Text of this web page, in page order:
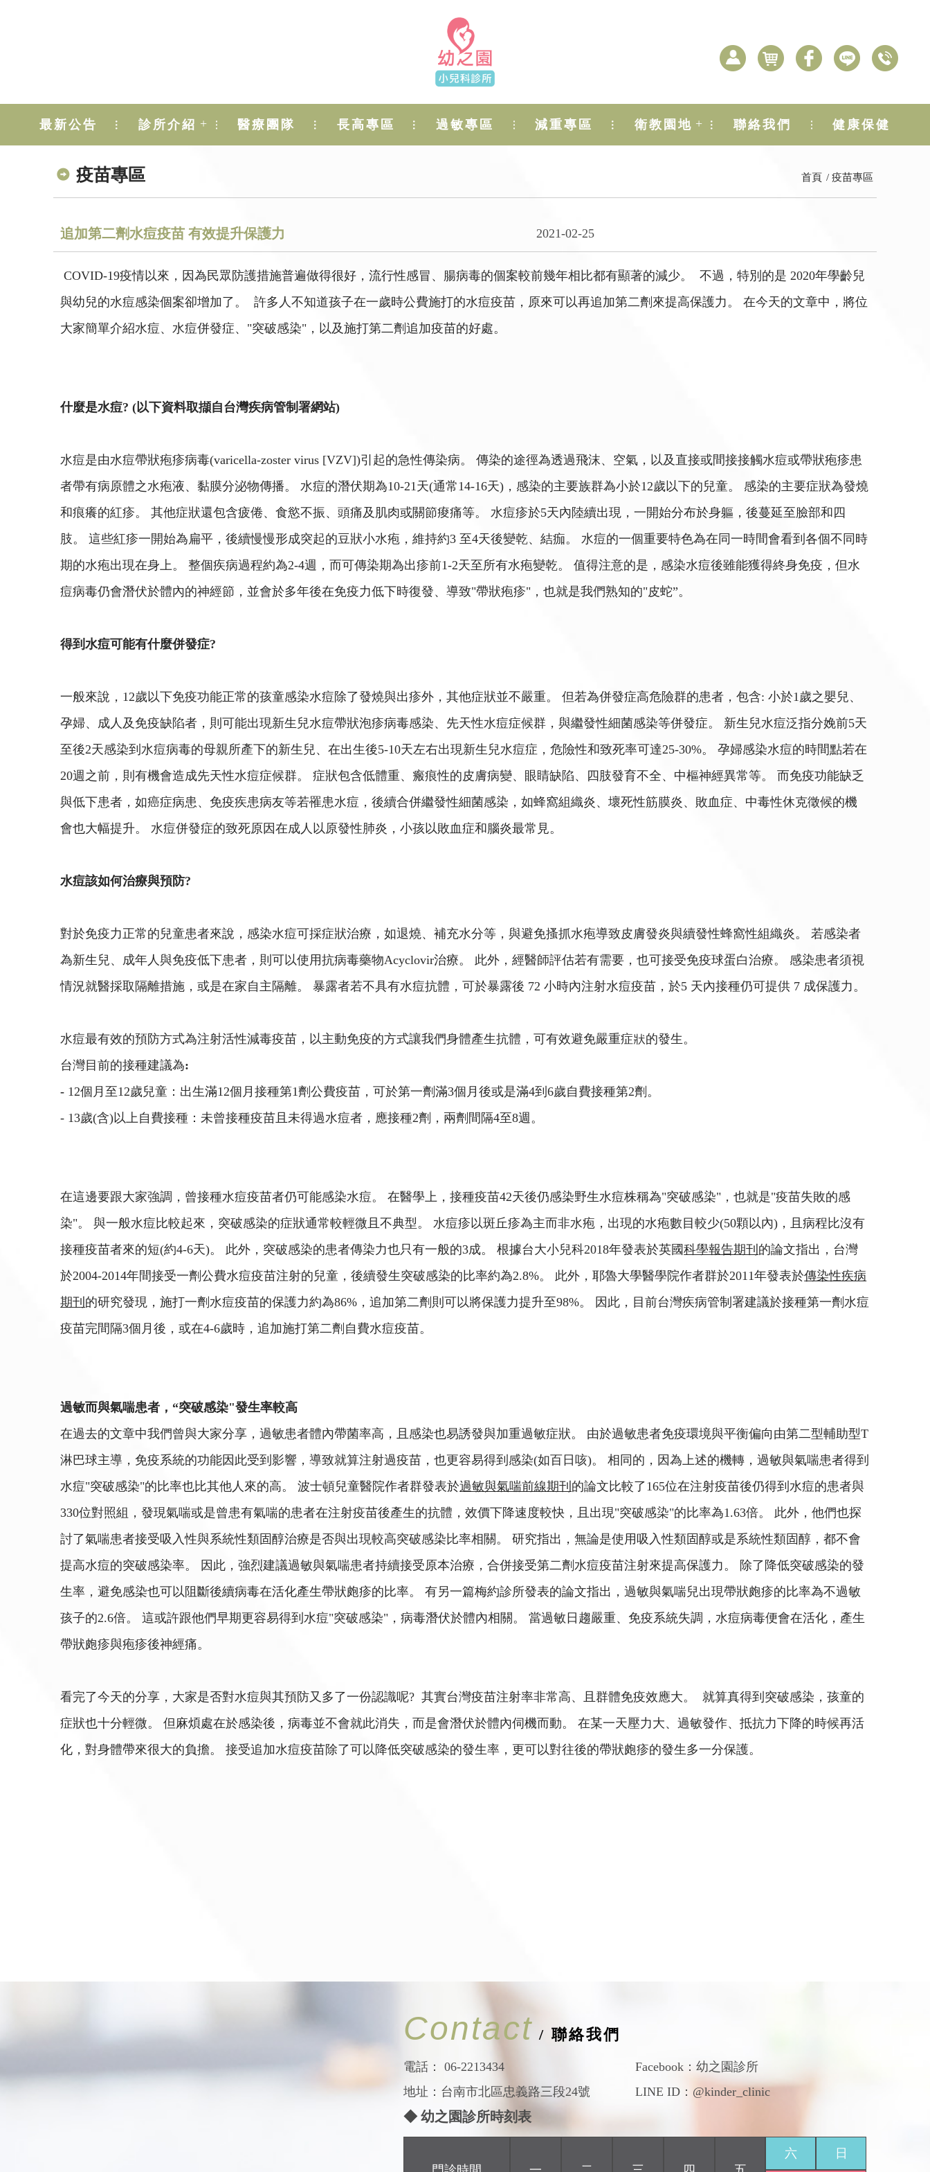
最新公告 診所介紹 + 醫療團隊 長高專區 過敏專區 減重專區 衛教園地 + 聯絡我們 健康保健
疫苗專區 首頁 疫苗專區
追加第二劑水痘疫苗 有效提升保護力 2021-02-25
COVID-19疫情以來，因為民眾防護措施普遍做得很好，流行性感冒、腸病毒的個案較前幾年相比都有顯著的減少。 不過，特別的是 2020年學齡兒
與幼兒的水痘感染個案卻增加了。 許多人不知道孩子在一歲時公費施打的水痘疫苗，原來可以再追加第二劑來提高保護力。 在今天的文章中，將位
大家簡單介紹水痘、水痘併發症、"突破感染"，以及施打第二劑追加疫苗的好處。
什麼是水痘? (以下資料取擷自台灣疾病管制署網站)
水痘是由水痘帶狀疱疹病毒(varicella-zoster virus [VZV])引起的急性傳染病。 傳染的途徑為透過飛沫、空氣，以及直接或間接接觸水痘或帶狀疱疹患
者帶有病原體之水疱液、黏膜分泌物傳播。 水痘的潛伏期為10-21天(通常14-16天)，感染的主要族群為小於12歲以下的兒童。 感染的主要症狀為發燒
和痕癢的紅疹。 其他症狀還包含疲倦、食慾不振、頭痛及肌肉或關節痠痛等。 水痘疹於5天內陸續出現，一開始分布於身軀，後蔓延至臉部和四
肢。 這些紅疹一開始為扁平，後續慢慢形成突起的豆狀小水疱，維持約3 至4天後變乾、結痂。 水痘的一個重要特色為在同一時間會看到各個不同時
期的水疱出現在身上。 整個疾病過程約為2-4週，而可傳染期為出疹前1-2天至所有水疱變乾。 值得注意的是，感染水痘後雖能獲得終身免疫，但水
痘病毒仍會潛伏於體內的神經節，並會於多年後在免疫力低下時復發、導致"帶狀疱疹"，也就是我們熟知的"皮蛇”。
得到水痘可能有什麼併發症?
一般來說，12歲以下免疫功能正常的孩童感染水痘除了發燒與出疹外，其他症狀並不嚴重。 但若為併發症高危險群的患者，包含: 小於1歲之嬰兒、
孕婦、成人及免疫缺陷者，則可能出現新生兒水痘帶狀泡疹病毒感染、先天性水痘症候群，與繼發性細菌感染等併發症。 新生兒水痘泛指分娩前5天
至後2天感染到水痘病毒的母親所產下的新生兒、在出生後5-10天左右出現新生兒水痘症，危險性和致死率可達25-30%。 孕婦感染水痘的時間點若在
20週之前，則有機會造成先天性水痘症候群。 症狀包含低體重、瘢痕性的皮膚病變、眼睛缺陷、四肢發育不全、中樞神經異常等。 而免疫功能缺乏
與低下患者，如癌症病患、免疫疾患病友等若罹患水痘，後續合併繼發性細菌感染，如蜂窩組織炎、壞死性筋膜炎、敗血症、中毒性休克徵候的機
會也大幅提升。 水痘併發症的致死原因在成人以原發性肺炎，小孩以敗血症和腦炎最常見。
水痘該如何治療與預防?
對於免疫力正常的兒童患者來說，感染水痘可採症狀治療，如退燒、補充水分等，與避免搔抓水疱導致皮膚發炎與續發性蜂窩性組織炎。 若感染者
為新生兒、成年人與免疫低下患者，則可以使用抗病毒藥物Acyclovir治療。 此外，經醫師評估若有需要，也可接受免疫球蛋白治療。 感染患者須視
情況就醫採取隔離措施，或是在家自主隔離。 暴露者若不具有水痘抗體，可於暴露後 72 小時內注射水痘疫苗，於5 天內接種仍可提供 7 成保護力。
水痘最有效的預防方式為注射活性減毒疫苗，以主動免疫的方式讓我們身體產生抗體，可有效避免嚴重症狀的發生。
台灣目前的接種建議為:
- 12個月至12歲兒童：出生滿12個月接種第1劑公費疫苗，可於第一劑滿3個月後或是滿4到6歲自費接種第2劑。
- 13歲(含)以上自費接種：未曾接種疫苗且未得過水痘者，應接種2劑，兩劑間隔4至8週。
在這邊要跟大家強調，曾接種水痘疫苗者仍可能感染水痘。 在醫學上，接種疫苗42天後仍感染野生水痘株稱為"突破感染"，也就是"疫苗失敗的感
染"。 與一般水痘比較起來，突破感染的症狀通常較輕微且不典型。 水痘疹以斑丘疹為主而非水疱，出現的水疱數目較少(50顆以內)，且病程比沒有
接種疫苗者來的短(約4-6天)。 此外，突破感染的患者傳染力也只有一般的3成。 根據台大小兒科2018年發表於英國科學報告期刊 的論文指出，台灣
於2004-2014年間接受一劑公費水痘疫苗注射的兒童，後續發生突破感染的比率約為2.8%。 此外，耶魯大學醫學院作者群於2011年發表於傳染性疾病
期刊 的研究發現，施打一劑水痘疫苗的保護力約為86%，追加第二劑則可以將保護力提升至98%。 因此，目前台灣疾病管制署建議於接種第一劑水痘
疫苗完間隔3個月後，或在4-6歲時，追加施打第二劑自費水痘疫苗。
過敏而與氣喘患者，“突破感染"發生率較高
在過去的文章中我們曾與大家分享，過敏患者體內帶菌率高，且感染也易誘發與加重過敏症狀。 由於過敏患者免疫環境與平衡偏向由第二型輔助型T
淋巴球主導，免疫系統的功能因此受到影響，導致就算注射過疫苗，也更容易得到感染(如百日咳)。 相同的，因為上述的機轉，過敏與氣喘患者得到
水痘"突破感染"的比率也比其他人來的高。 波士頓兒童醫院作者群發表於過敏與氣喘前線期刊 的論文比較了165位在注射疫苗後仍得到水痘的患者與
330位對照組，發現氣喘或是曾患有氣喘的患者在注射疫苗後產生的抗體，效價下降速度較快，且出現"突破感染"的比率為1.63倍。 此外，他們也探
討了氣喘患者接受吸入性與系統性類固醇治療是否與出現較高突破感染比率相關。 研究指出，無論是使用吸入性類固醇或是系統性類固醇，都不會
提高水痘的突破感染率。 因此，強烈建議過敏與氣喘患者持續接受原本治療，合併接受第二劑水痘疫苗注射來提高保護力。 除了降低突破感染的發
生率，避免感染也可以阻斷後續病毒在活化產生帶狀皰疹的比率。 有另一篇梅約診所發表的論文指出，過敏與氣喘兒出現帶狀皰疹的比率為不過敏
孩子的2.6倍。 這或許跟他們早期更容易得到水痘"突破感染"，病毒潛伏於體內相關。 當過敏日趨嚴重、免疫系統失調，水痘病毒便會在活化，產生
帶狀皰疹與疱疹後神經痛。
看完了今天的分享，大家是否對水痘與其預防又多了一份認識呢? 其實台灣疫苗注射率非常高、且群體免疫效應大。 就算真得到突破感染，孩童的
症狀也十分輕微。 但麻煩處在於感染後，病毒並不會就此消失，而是會潛伏於體內伺機而動。 在某一天壓力大、過敏發作、抵抗力下降的時候再活
化，對身體帶來很大的負擔。 接受追加水痘疫苗除了可以降低突破感染的發生率，更可以對往後的帶狀皰疹的發生多一分保護。
Contact / 聯絡我們
電話：
06-2213434
地址：台南市北區忠義路三段24號
Facebook：幼之園診所
LINE ID：@kinder_clinic
◆ 幼之園診所時刻表
六 日